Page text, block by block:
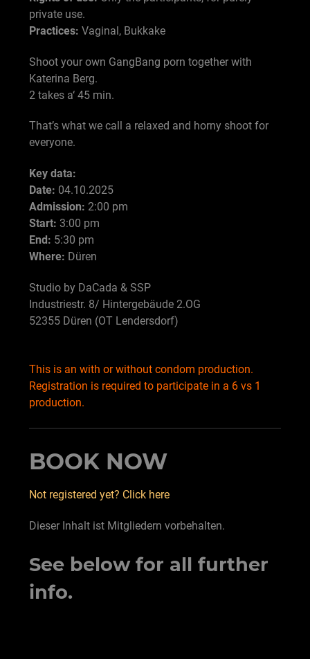
private use.
Practices: Vaginal, Bukkake
Shoot your own GangBang porn together with
Katerina Berg.
2 takes a‘ 45 min.
That’s what we call a relaxed and horny shoot for
everyone.
Key data:
Date: 04.10.2025
Admission: 2:00 pm
Start: 3:00 pm
End: 5:30 pm
Where: Düren
Studio by DaCada & SSP
Industriestr. 8/ Hintergebäude 2.OG
52355 Düren (OT Lendersdorf)
This is an with or without condom production.
Registration is required to participate in a 6 vs 1
production.
BOOK NOW
Not registered yet? Click here
Dieser Inhalt ist Mitgliedern vorbehalten.
See below for all further
info.